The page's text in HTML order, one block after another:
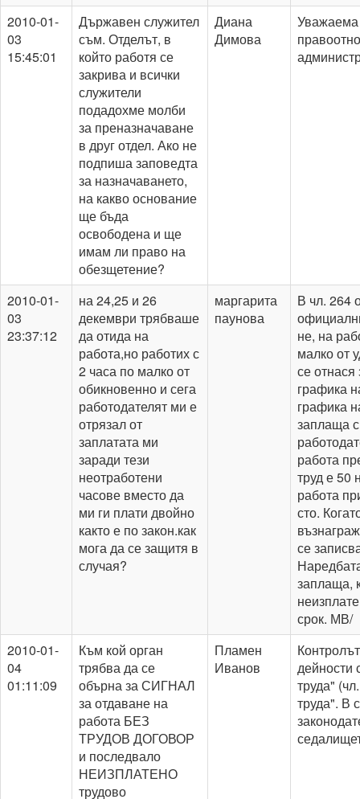
2010-01-
03
15:45:01
Държавен служител
съм. Отделът, в
който работя се
закрива и всички
служители
подадохме молби
за преназначаване
в друг отдел. Ако не
подпиша заповедта
за назначаването,
на какво основание
ще бъда
освободена и ще
имам ли право на
обезщетение?
Диана
Димова
Уважаема
2010-01-
03
23:37:12
на 24,25 и 26
декември трябваше
да отида на
работа,но работих с
2 часа по малко от
обикновенно и сега
работодателят ми е
отрязал от
заплатата ми
заради тези
неотработени
часове вместо да
ми ги плати двойно
както е по закон.как
мога да се защитя в
случая?
маргарита
паунова
В чл. 264
не, на
малко от
се
графика
графика
заплаща
работа
труд е 50
работа
сто.
се
заплаща,
срок. МВ/
2010-01-
04
01:11:09
Към кой орган
трябва да се
обърна за СИГНАЛ
за отдаване на
работа БЕЗ
ТРУДОВ ДОГОВОР
и последвало
НЕИЗПЛАТЕНО
трудово
Пламен
Иванов
дейности
труда"
труда". В